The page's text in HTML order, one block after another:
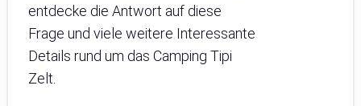
entdecke die Antwort auf diese
Frage und viele weitere Interessante
Details rund um das Camping Tipi
Zelt.